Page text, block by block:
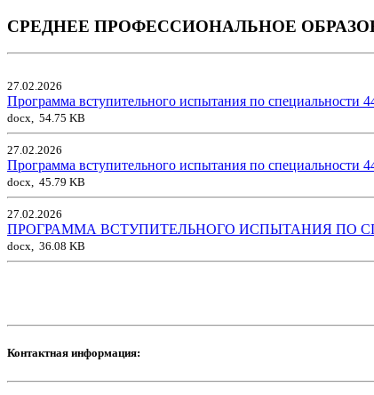
СРЕДНЕЕ ПРОФЕССИОНАЛЬНОЕ
27.02.2026
Программа вступительного испытания по специальности
docx, 54.75 KB
27.02.2026
Программа вступительного испытания по специальности
docx, 45.79 KB
27.02.2026
ПРОГРАММА ВСТУПИТЕЛЬНОГО ИСПЫТАНИЯ ПО
docx, 36.08 KB
Контактная информация: